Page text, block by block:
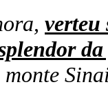
verteu